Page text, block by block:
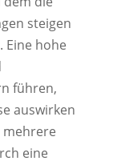
steigen
Eine hohe
führen,
auswirken
mehrere
eine